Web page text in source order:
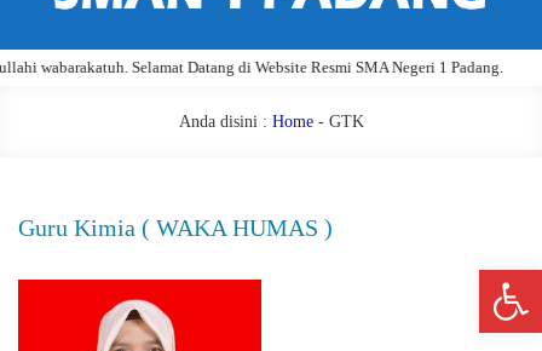
wabarakatuh. Selamat Datang di Website Resmi SMA Negeri 1 Padang.
Anda disini : Home- GTK
Guru Kimia ( WAKA HUMAS )